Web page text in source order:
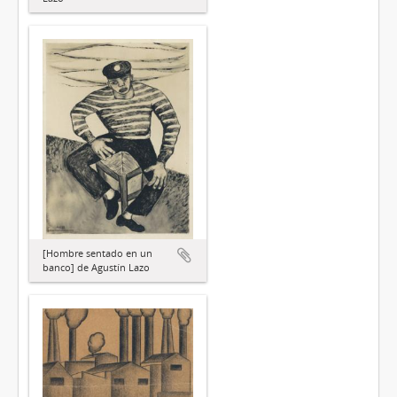
[Hombre sentado en un
banco] de Agustín Lazo